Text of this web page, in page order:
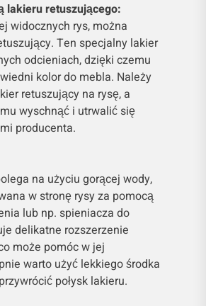
lakieru retuszującego:
widocznych rys, można
Ten specjalny lakier
odcieniach, dzięki czemu
kolor do mebla. Należy
retuszujący na rysę, a
wyschnąć i utrwalić się
producenta.
na użyciu gorącej wody,
w stronę rysy za pomocą
lub np. spieniacza do
delikatne rozszerzenie
może pomóc w jej
warto użyć lekkiego środka
połysk lakieru.